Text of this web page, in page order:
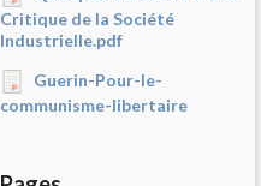
Critique de la Société
Industrielle.pdf
Guerin-Pour-le-
communisme-libertaire